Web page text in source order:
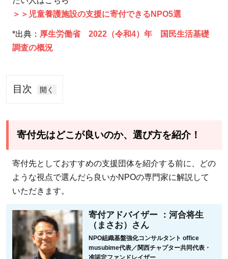
＞＞児童養護施設の支援に寄付できるNPO5選
*出典： 厚生労働省 2022（令和4）年 国民生活基礎
調査の概況
目次
1
先は
が良
いの
か、
方を
紹
介！
2
寄付先はどこが良いのか、選び方を紹介！
寄付先としておすすめの支援団体を紹介する前に、どの
ような視点で選んだら良いかNPOの専門家に解説して
いただきます。
寄付アドバイザー ：河合将生
（まさお）さん
NPO組織基盤強化コンサルタント office
musubime代表／関西チャプター共同代表・
准認定ファンドレイザー